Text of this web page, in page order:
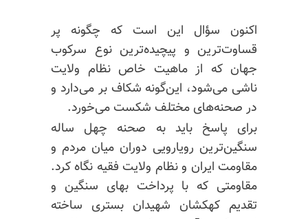
اکنون سؤال این است که چگونه پر
قساوت‌ترین و پیچیده‌ترین نوع سرکوب
جهان که از ماهیت خاص نظام ولایت
ناشی می‌شود، این‌گونه شکاف بر می‌دارد و
در صحنه‌های مختلف شکست می‌خورد.
برای پاسخ باید به صحنه چهل ساله
سنگین‌ترین رویارویی دوران میان مردم و
مقاومت ایران و نظام ولایت فقیه نگاه کرد.
مقاومتی که با پرداخت بهای سنگین و
تقدیم کهکشان شهیدان بستری ساخته